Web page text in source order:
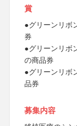
賞
●グリーンリボ
券
●グリーンリボ
の商品券
●グリーンリボ
品券
募集内容